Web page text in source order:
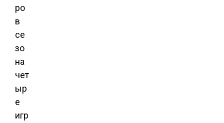
ро
в
се
зо
на
чет
ыр
е
игр